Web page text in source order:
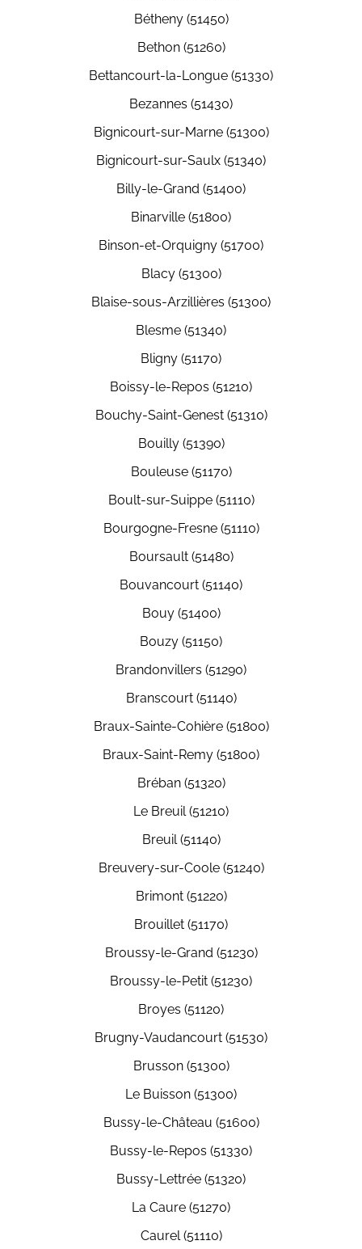
Bétheny (51450)
Bethon (51260)
Bettancourt-la-Longue (51330)
Bezannes (51430)
Bignicourt-sur-Marne (51300)
Bignicourt-sur-Saulx (51340)
Billy-le-Grand (51400)
Binarville (51800)
Binson-et-Orquigny (51700)
Blacy (51300)
Blaise-sous-Arzillières (51300)
Blesme (51340)
Bligny (51170)
Boissy-le-Repos (51210)
Bouchy-Saint-Genest (51310)
Bouilly (51390)
Bouleuse (51170)
Boult-sur-Suippe (51110)
Bourgogne-Fresne (51110)
Boursault (51480)
Bouvancourt (51140)
Bouy (51400)
Bouzy (51150)
Brandonvillers (51290)
Branscourt (51140)
Braux-Sainte-Cohière (51800)
Braux-Saint-Remy (51800)
Bréban (51320)
Le Breuil (51210)
Breuil (51140)
Breuvery-sur-Coole (51240)
Brimont (51220)
Brouillet (51170)
Broussy-le-Grand (51230)
Broussy-le-Petit (51230)
Broyes (51120)
Brugny-Vaudancourt (51530)
Brusson (51300)
Le Buisson (51300)
Bussy-le-Château (51600)
Bussy-le-Repos (51330)
Bussy-Lettrée (51320)
La Caure (51270)
Caurel (51110)